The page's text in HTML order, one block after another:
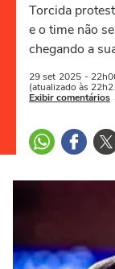
Torcida
e o time não
chegando a
29 set 2025 -
(atualizado às
Exibir comentários